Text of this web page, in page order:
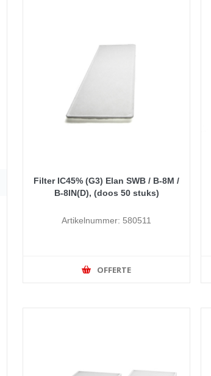
Filter IC45% (G3) Elan SWB / B-8M /
B-8IN(D), (doos 50 stuks)
Artikelnummer: 580511
OFFERTE